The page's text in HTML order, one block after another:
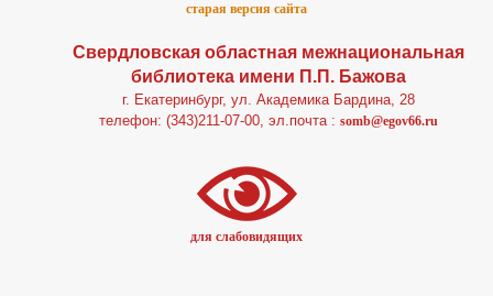
старая версия сайта
Свердловская областная межнациональная
библиотека имени П.П. Бажова
г. Екатеринбург, ул. Академика Бардина, 28
телефон: (343)211-07-00, эл.почта : somb@egov66.ru
для слабовидящих